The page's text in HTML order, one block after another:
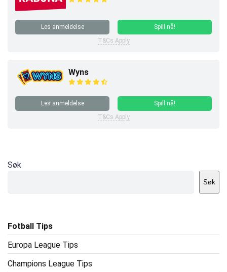
Les anmeldelse
Spill nå!
T&Cs Apply
Wyns
Les anmeldelse
Spill nå!
T&Cs Apply
Søk
Søk
Fotball Tips
Europa League Tips
Champions League Tips